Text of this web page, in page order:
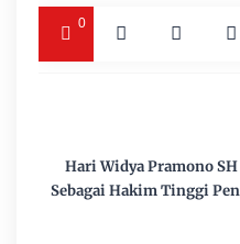
0
Hari Widya Pramono
Sebagai Hakim Tinggi